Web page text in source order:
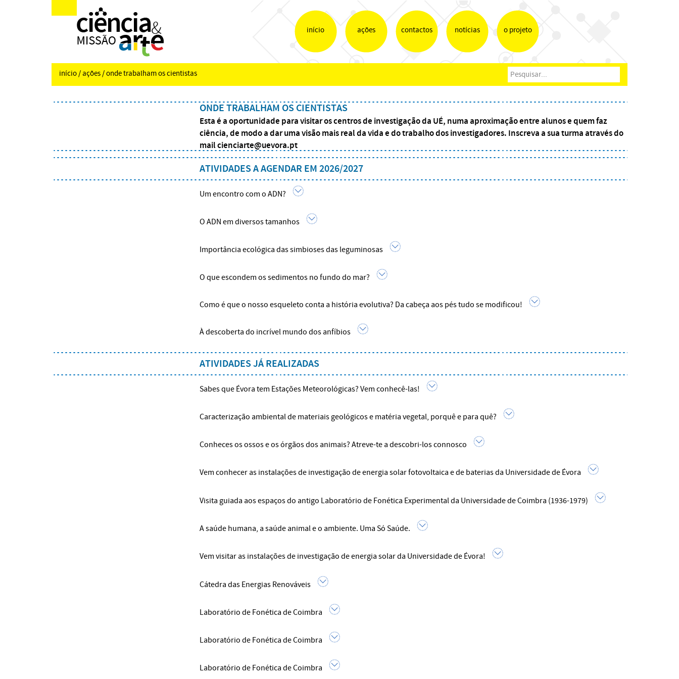
início ações contactos notícias o projeto
início/ ações/ onde trabalham os cientistas
ONDE TRABALHAM OS CIENTISTAS
Esta é a oportunidade para visitar os centros de investigação da UÉ, numa aproximação entre alunos e quem faz
ciência, de modo a dar uma visão mais real da vida e do trabalho dos investigadores. Inscreva a sua turma através do
mailcienciarte@uevora.pt
ATIVIDADES A AGENDAR EM 2026/2027
Um encontro com o ADN?
O ADN em diversos tamanhos
Importância ecológica das simbioses das leguminosas
O que escondem os sedimentos no fundo do mar?
Como é que o nosso esqueleto conta a história evolutiva? Da cabeça aos pés tudo se modificou!
À descoberta do incrível mundo dos anfíbios
ATIVIDADES JÁ REALIZADAS
Sabes que Évora tem Estações Meteorológicas? Vem conhecê-las!
Caracterização ambiental de materiais geológicos e matéria vegetal, porquê e para quê?
Conheces os ossos e os órgãos dos animais? Atreve-te a descobri-los connosco
Vem conhecer as instalações de investigação de energia solar fotovoltaica e de baterias da Universidade de Évora
Visita guiada aos espaços do antigo Laboratório de Fonética Experimental da Universidade de Coimbra (1936-1979)
A saúde humana, a saúde animal e o ambiente. Uma Só Saúde.
Vem visitar as instalações de investigação de energia solar da Universidade de Évora!
Cátedra das Energias Renováveis
Laboratório de Fonética de Coimbra
Laboratório de Fonética de Coimbra
Laboratório de Fonética de Coimbra